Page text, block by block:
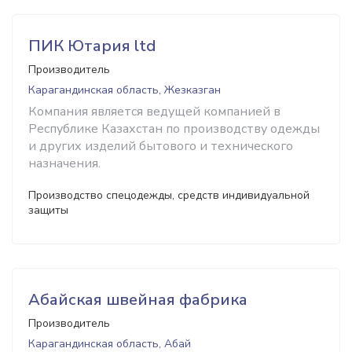
ПИК Ютария ltd
Производитель
Карагандинская область, Жезказган
Компания является ведущей компанией в
Республике Казахстан по производству ​одежды
и других изделий бытового и технического
назначения.
Производство спецодежды, средств индивидуальной
защиты
Абайская швейная фабрика
Производитель
Карагандинская область, Абай